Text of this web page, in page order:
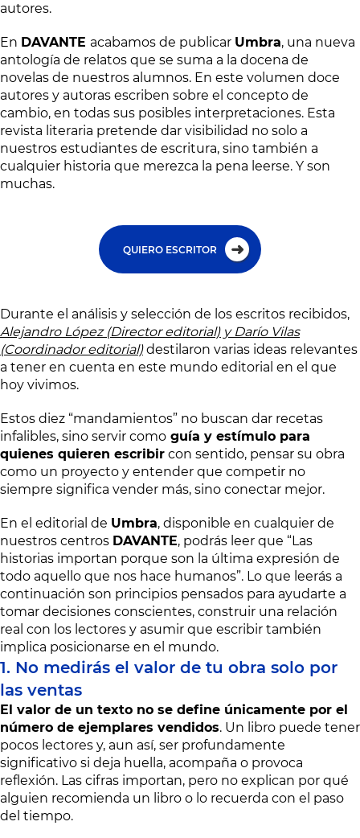
autores.
En DAVANTE acabamos de publicar Umbra, una nueva
antología de relatos que se suma a la docena de
novelas de nuestros alumnos. En este volumen doce
autores y autoras escriben sobre el concepto de
cambio, en todas sus posibles interpretaciones. Esta
revista literaria pretende dar visibilidad no solo a
nuestros estudiantes de escritura, sino también a
cualquier historia que merezca la pena leerse. Y son
muchas.
QUIERO ESCRITOR
Durante el análisis y selección de los escritos recibidos,
Alejandro López (Director editorial) y Darío Vilas
(Coordinador editorial)destilaron varias ideas relevantes
a tener en cuenta en este mundo editorial en el que
hoy vivimos.
Estos diez “mandamientos” no buscan dar recetas
infalibles, sino servir como guía y estímulo para
quienes quieren escribir con sentido, pensar su obra
como un proyecto y entender que competir no
siempre significa vender más, sino conectar mejor.
En el editorial de Umbra, disponible en cualquier de
nuestros centros DAVANTE, podrás leer que “Las
historias importan porque son la última expresión de
todo aquello que nos hace humanos”. Lo que leerás a
continuación son principios pensados para ayudarte a
tomar decisiones conscientes, construir una relación
real con los lectores y asumir que escribir también
implica posicionarse en el mundo.
1. No medirás el valor de tu obra solo por
las ventas
El valor de un texto no se define únicamente por el
número de ejemplares vendidos. Un libro puede tener
pocos lectores y, aun así, ser profundamente
significativo si deja huella, acompaña o provoca
reflexión. Las cifras importan, pero no explican por qué
alguien recomienda un libro o lo recuerda con el paso
del tiempo.